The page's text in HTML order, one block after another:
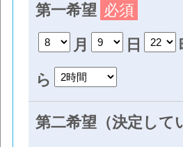
第一希望 必須
月
日
ら
第二希望（決定して